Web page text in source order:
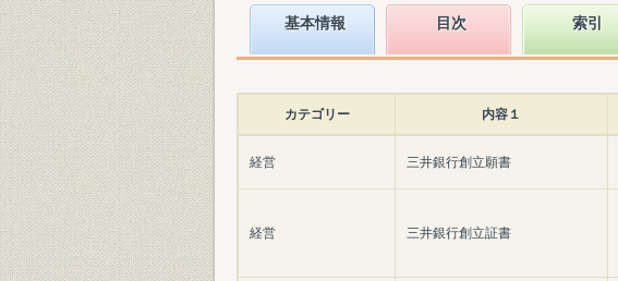
基本情報 目次 索引
カテゴリー 内容１
経営 三井銀行創立願書
経営 三井銀行創立証書